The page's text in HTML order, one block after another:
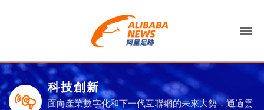
科技創新
面向產業數字化和下一代互聯網的未來大勢，通過雲